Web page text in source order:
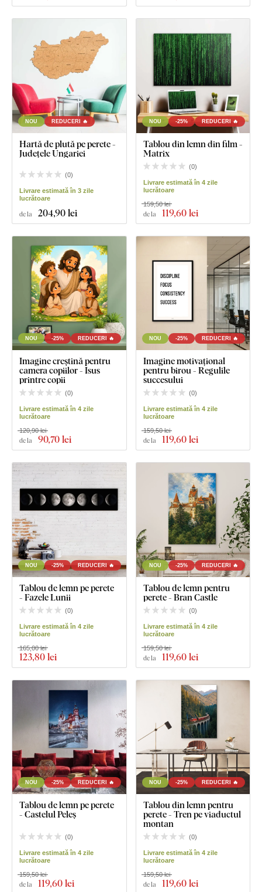
NOU REDUCERI 🔥
Hartă de plută pe perete -
Județele Ungariei
(0)
Livrare estimată în 3 zile
lucrătoare
de la 204,90 lei
NOU -25% REDUCERI 🔥
Tablou din lemn din film -
Matrix
(0)
Livrare estimată în 4 zile
lucrătoare
de la 119,60 lei
159,50 lei
NOU -25% REDUCERI 🔥
Imagine creștină pentru
camera copiilor - Isus
printre copii
(0)
Livrare estimată în 4 zile
lucrătoare
de la 90,70 lei
120,90 lei
NOU -25% REDUCERI 🔥
Imagine motivațional
pentru birou - Regulile
succesului
(0)
Livrare estimată în 4 zile
lucrătoare
de la 119,60 lei
159,50 lei
NOU -25% REDUCERI 🔥
Tablou de lemn pe perete
- Fazele Lunii
(0)
Livrare estimată în 4 zile
lucrătoare
123,80 lei
165,00 lei
NOU -25% REDUCERI 🔥
Tablou de lemn pentru
perete - Bran Castle
(0)
Livrare estimată în 4 zile
lucrătoare
de la 119,60 lei
159,50 lei
NOU -25% REDUCERI 🔥
Tablou de lemn pe perete
- Castelul Peleș
(0)
Livrare estimată în 4 zile
lucrătoare
de la 119,60 lei
159,50 lei
NOU -25% REDUCERI 🔥
Tablou din lemn pentru
perete - Tren pe viaductul
montan
(0)
Livrare estimată în 4 zile
lucrătoare
de la 119,60 lei
159,50 lei